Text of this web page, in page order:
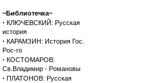
~Библиотечка~
· КЛЮЧЕВСКИЙ: Русская
история
· КАРАМЗИН: История Гос.
Рос-го
· КОСТОМАРОВ:
Св.Владимир - Романовы
· ПЛАТОНОВ: Русская